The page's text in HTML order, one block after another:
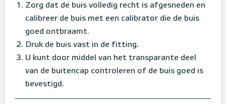
Zorg dat de buis volledig recht is afgesneden en
calibreer de buis met een calibrator die de buis
goed ontbraamt.
Druk de buis vast in de fitting.
U kunt door middel van het transparante deel
van de buitencap controleren of de buis goed is
bevestigd.